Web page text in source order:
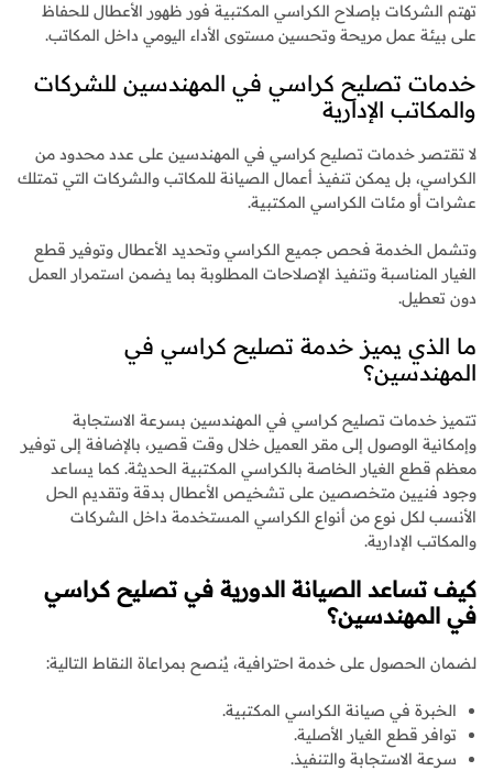
تهتم الشركات بإصلاح الكراسي المكتبية فور ظهور الأعطال للحفاظ
على بيئة عمل مريحة وتحسين مستوى الأداء اليومي داخل المكاتب.
خدمات تصليح كراسي في المهندسين للشركات
والمكاتب الإدارية
لا تقتصر خدمات تصليح كراسي في المهندسين على عدد محدود من
الكراسي، بل يمكن تنفيذ أعمال الصيانة للمكاتب والشركات التي تمتلك
عشرات أو مئات الكراسي المكتبية.
وتشمل الخدمة فحص جميع الكراسي وتحديد الأعطال وتوفير قطع
الغيار المناسبة وتنفيذ الإصلاحات المطلوبة بما يضمن استمرار العمل
دون تعطيل.
ما الذي يميز خدمة تصليح كراسي في
المهندسين؟
تتميز خدمات تصليح كراسي في المهندسين بسرعة الاستجابة
وإمكانية الوصول إلى مقر العميل خلال وقت قصير، بالإضافة إلى توفير
معظم قطع الغيار الخاصة بالكراسي المكتبية الحديثة. كما يساعد
وجود فنيين متخصصين على تشخيص الأعطال بدقة وتقديم الحل
الأنسب لكل نوع من أنواع الكراسي المستخدمة داخل الشركات
والمكاتب الإدارية.
كيف تساعد الصيانة الدورية في تصليح كراسي
في المهندسين؟
لضمان الحصول على خدمة احترافية، يُنصح بمراعاة النقاط التالية:
الخبرة في صيانة الكراسي المكتبية.
توافر قطع الغيار الأصلية.
سرعة الاستجابة والتنفيذ.